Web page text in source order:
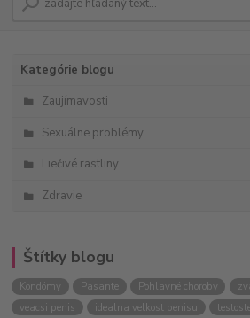
Kategórie blogu
Zaujímavosti
Sexuálne problémy
Liečivé rastliny
Zdravie
Štítky blogu
Kondómy Pasante Pohlavné choroby
veacsi penis
idealna velkost penisu